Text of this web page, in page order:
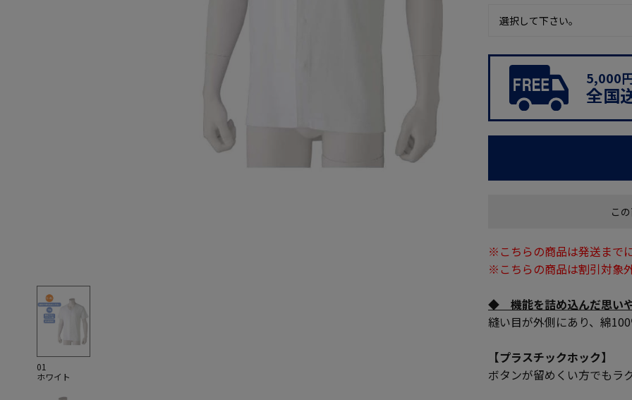
01
ホワイト
5,000
全国
こ
※こちらの商品は発送まで
※こちらの商品は割引対象
◆ 機能を詰め込んだ思
縫い目が外側にあり、綿
【プラスチックホック】
ボタンが留めくい方でもラ